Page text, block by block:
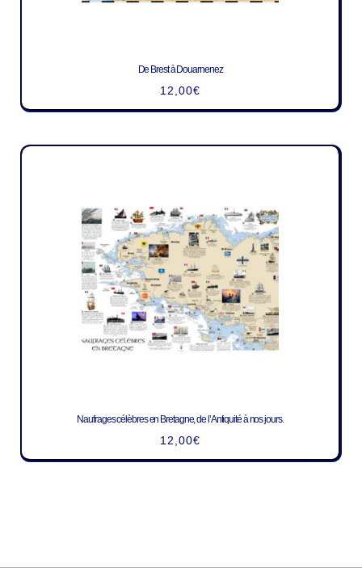
De Brest à Douarnenez
12,00€
Naufrages célèbres en Bretagne, de l’Antiquité à nos jours.
12,00€